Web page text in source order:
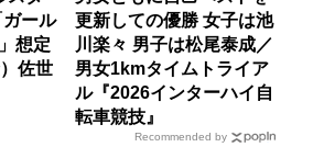
ール
想定
佐世
更新しての優勝 女子は池
川楽々 男子は松尾泰成／
男女1kmタイムトライア
ル『2026インターハイ自
転車競技』
Recommended by